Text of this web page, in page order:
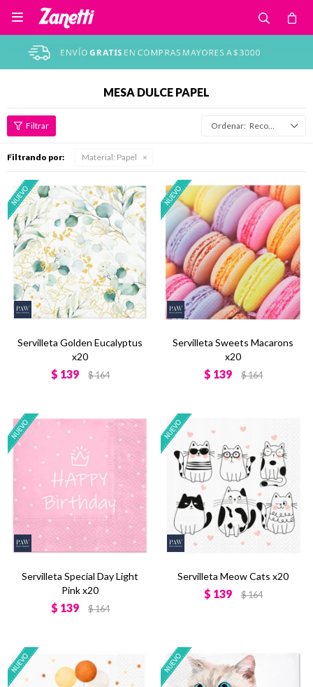

MESA DULCE PAPEL
Recomendados
Filtrando por: Material: Papel
Servilleta Golden Eucalyptus
x20
$ 139 $164
Servilleta Sweets Macarons
x20
$ 139 $164
Servilleta Special Day Light
Pink x20
$ 139 $164
Servilleta Meow Cats x20
$ 139 $164